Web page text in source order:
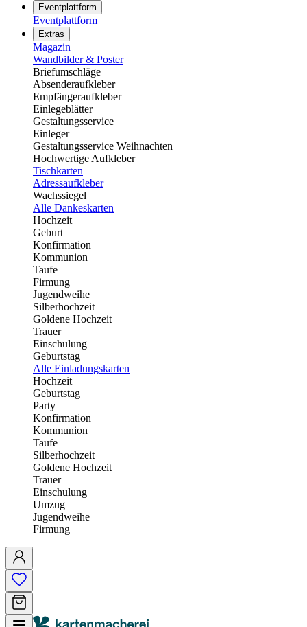
Eventplattform
Eventplattform
Extras
Magazin
Wandbilder & Poster
Briefumschläge
Absenderaufkleber
Empfängeraufkleber
Einlegeblätter
Gestaltungsservice
Einleger
Gestaltungsservice Weihnachten
Hochwertige Aufkleber
Tischkarten
Adressaufkleber
Wachssiegel
Alle Dankeskarten
Hochzeit
Geburt
Konfirmation
Kommunion
Taufe
Firmung
Jugendweihe
Silberhochzeit
Goldene Hochzeit
Trauer
Einschulung
Geburtstag
Alle Einladungskarten
Hochzeit
Geburtstag
Party
Konfirmation
Kommunion
Taufe
Silberhochzeit
Goldene Hochzeit
Trauer
Einschulung
Umzug
Jugendweihe
Firmung